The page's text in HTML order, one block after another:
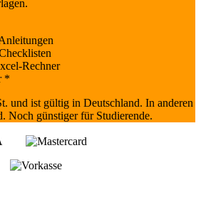
Rechner
*
und ist gültig in Deutschland. In anderen
Noch günstiger für Studierende.